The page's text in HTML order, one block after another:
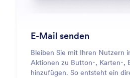
E-Mail senden
Bleiben Sie mit Ihren Nutzern
Aktionen zu Button-, Karten-,
hinzufügen. So entsteht ein